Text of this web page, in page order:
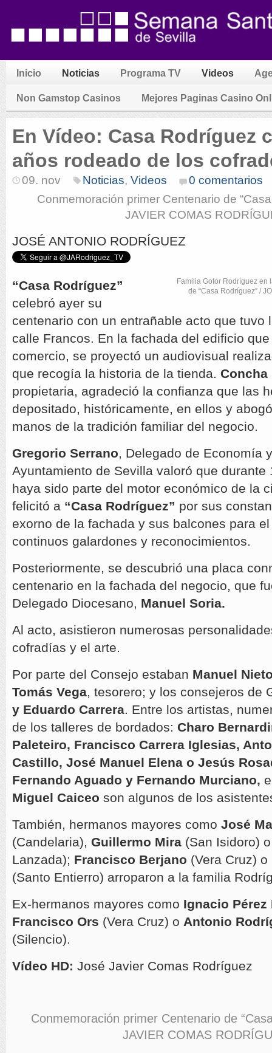
Inicio Noticias Programa TV Videos
Non Gamstop Casinos Mejores Paginas Casino
En Vídeo: Casa Rodríguez
años rodeado de los
09. nov Noticias, Videos
0 comentarios
Conmemoración primer Centenario de
JAVIER COMAS
JOSÉ ANTONIO RODRÍGUEZ
Familia Gotor Rodríguez en
de “Casa Rodríguez” /
“Casa Rodríguez”
celebró ayer su
centenario con un entrañable acto que tuvo
calle Francos. En la fachada del edificio
comercio, se proyectó un audiovisual
que recogía la historia de la tienda. Concha
propietaria, agradeció la confianza que las
depositado, históricamente, en ellos y
manos de la tradición familiar del negocio.
Gregorio Serrano, Delegado de Economía
Ayuntamiento de Sevilla valoró que durante
haya sido parte del motor económico de la
felicitó a “Casa Rodríguez” por sus
exorno de la fachada y sus balcones para
continuos galardones y reconocimientos.
Posteriormente, se descubrió una placa
centenario en la fachada del negocio, que
Delegado Diocesano, Manuel Soria.
Al acto, asistieron numerosas
cofradías y el arte.
Por parte del Consejo estaban Manuel
Tomás Vega, tesorero; y los consejeros de
y Eduardo Carrera. Entre los artistas,
de los talleres de bordados: Charo
Paleteiro, Francisco Carrera Iglesias,
Castillo, José Manuel Elena o Jesús
Fernando Aguado y Fernando Murciano,
Miguel Caiceo son algunos de los
También, hermanos mayores como José
(Candelaria), Guillermo Mira (San Isidoro)
Lanzada); Francisco Berjano (Vera Cruz) o
(Santo Entierro) arroparon a la familia
Ex-hermanos mayores como Ignacio Pérez
Francisco Ors (Vera Cruz) o Antonio
(Silencio).
Vídeo HD: José Javier Comas Rodríguez
Conmemoración primer Centenario de
JAVIER COMAS